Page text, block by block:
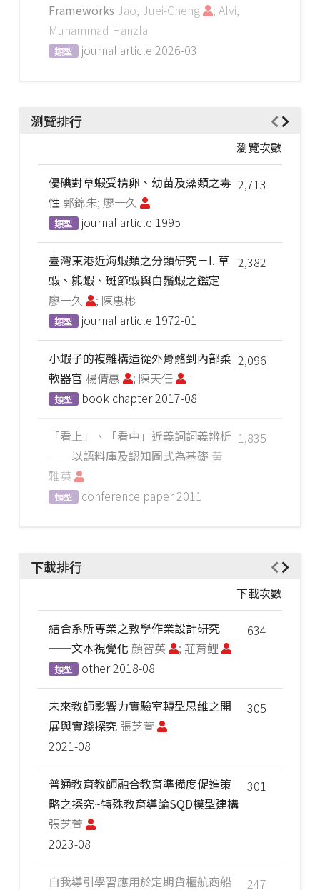
Frameworks Jao, Juei-Cheng
; Alvi,
Muhammad Hanzla
類型 journal article 2026-03
瀏覽排行
瀏覽次數
2,713
優碘對草蝦受精卵、幼苗及藻類之毒
性 郭錦朱; 廖一久
類型 journal article 1995
2,382
臺灣東港近海蝦類之分類研究－I. 草
蝦、熊蝦、斑節蝦與白鬚蝦之鑑定
廖一久
; 陳惠彬
類型 journal article 1972-01
2,096
小蝦子的複雜構造從外骨骼到內部柔
軟器官 楊倩惠 ; 陳天任
類型 book chapter2017-08
1,835
「看上」、「看中」近義詞詞義辨析
──以語料庫及認知圖式為基礎 黃
雅英
類型 conference paper2011
下載排行
下載次數
634
結合系所專業之教學作業設計研究
──文本視覺化 顏智英 ; 莊育鲤
類型 other2018-08
305
未來教師影響力實驗室轉型思維之開
展與實踐探究 張芝萱
2021-08
301
普通教育教師融合教育準備度促進策
略之探究~特殊教育導論SQD模型建構
張芝萱
2023-08
247
自我導引學習應用於定期貨櫃航商船